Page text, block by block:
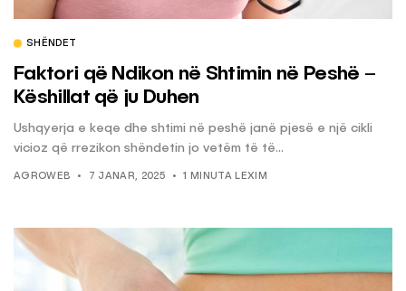
SHËNDET
Faktori që Ndikon në Shtimin në Peshë –
Këshillat që ju Duhen
Ushqyerja e keqe dhe shtimi në peshë janë pjesë e një cikli
vicioz që rrezikon shëndetin jo vetëm të të...
AGROWEB 7 JANAR, 2025 1 MINUTA LEXIM